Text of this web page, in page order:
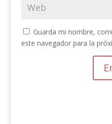
Guarda mi nombre,
este navegador para la